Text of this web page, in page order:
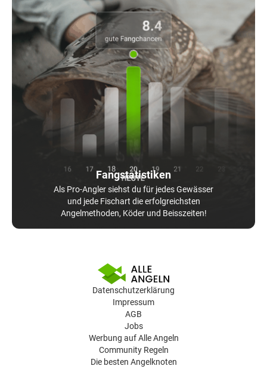
Fangstatistiken
Als Pro-Angler siehst du für jedes Gewässer
und jede Fischart die erfolgreichsten
Angelmethoden, Köder und Beisszeiten!
Datenschutzerklärung
Impressum
AGB
Jobs
Werbung auf Alle Angeln
Community Regeln
Die besten Angelknoten